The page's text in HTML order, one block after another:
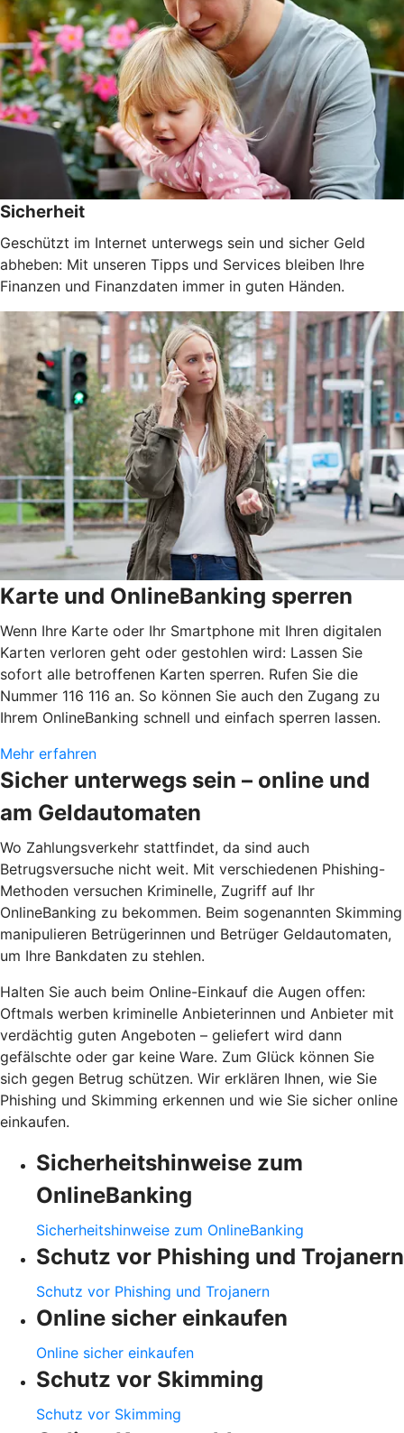
Sicherheit
Geschützt im Internet unterwegs sein und sicher Geld
abheben: Mit unseren Tipps und Services bleiben Ihre
Finanzen und Finanzdaten immer in guten Händen.
Karte und OnlineBanking sperren
Wenn Ihre Karte oder Ihr Smartphone mit Ihren digitalen
Karten verloren geht oder gestohlen wird: Lassen Sie
sofort alle betroffenen Karten sperren. Rufen Sie die
Nummer 116 116 an. So können Sie auch den Zugang zu
Ihrem OnlineBanking schnell und einfach sperren lassen.
Mehr erfahren
Sicher unterwegs sein – online und
am Geldautomaten
Wo Zahlungsverkehr stattfindet, da sind auch
Betrugsversuche nicht weit. Mit verschiedenen Phishing-
Methoden versuchen Kriminelle, Zugriff auf Ihr
OnlineBanking zu bekommen. Beim sogenannten Skimming
manipulieren Betrügerinnen und Betrüger Geldautomaten,
um Ihre Bankdaten zu stehlen.
Halten Sie auch beim Online-Einkauf die Augen offen:
Oftmals werben kriminelle Anbieterinnen und Anbieter mit
verdächtig guten Angeboten – geliefert wird dann
gefälschte oder gar keine Ware. Zum Glück können Sie
sich gegen Betrug schützen. Wir erklären Ihnen, wie Sie
Phishing und Skimming erkennen und wie Sie sicher online
einkaufen.
Sicherheitshinweise zum
OnlineBanking
Sicherheitshinweise zum OnlineBanking
Schutz vor Phishing und Trojanern
Schutz vor Phishing und Trojanern
Online sicher einkaufen
Online sicher einkaufen
Schutz vor Skimming
Schutz vor Skimming